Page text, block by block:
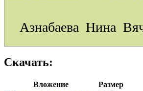
Азнабаева Нина
Скачать:
Вложение
Размер